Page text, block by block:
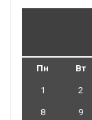
Пн Вт
1 2
8 9